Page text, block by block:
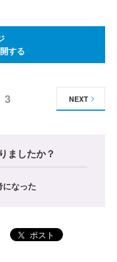
する
3 NEXT
ましたか？
になった
ポスト